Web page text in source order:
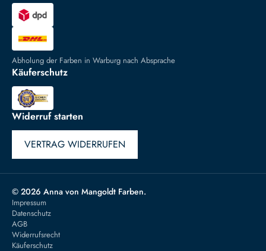
Abholung der Farben in Warburg nach Absprache
Käuferschutz
Widerruf starten
VERTRAG WIDERRUFEN
© 2026 Anna von Mangoldt Farben.
Impressum
Datenschutz
AGB
Widerrufsrecht
Käuferschutz